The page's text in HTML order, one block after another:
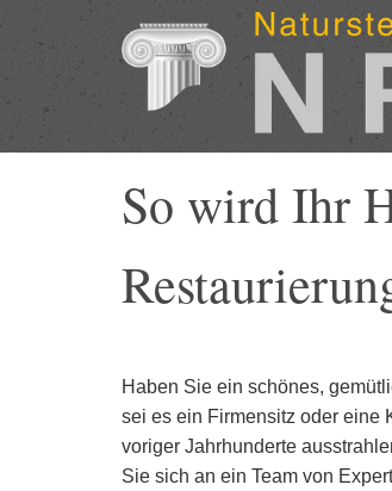
Zum Inhalt springen
So wird Ihr
Haben Sie ein schönes,
sei es ein Firmensitz oder eine
voriger Jahrhunderte
Sie sich an ein Team von